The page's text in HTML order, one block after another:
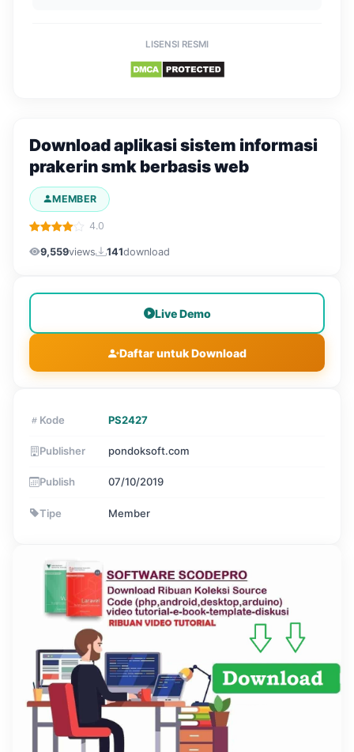
LISENSI RESMI
Download aplikasi sistem informasi
prakerin smk berbasis web
MEMBER
4.0
9,559views 141download
Live Demo
Daftar untuk Download
Kode PS2427
Publisher pondoksoft.com
Publish 07/10/2019
Tipe Member